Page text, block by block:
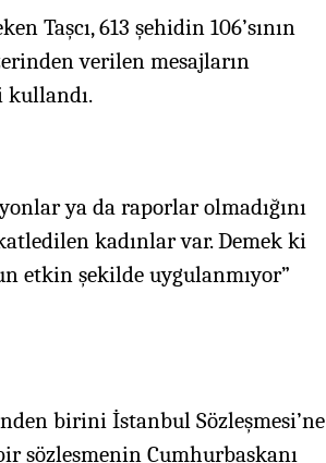
Taşcı, 613 şehidin 106’sının
verilen mesajların
ya da raporlar olmadığını
kadınlar var. Demek ki
etkin şekilde uygulanmıyor”
birini İstanbul Sözleşmesi’ne
sözleşmenin Cumhurbaşkanı